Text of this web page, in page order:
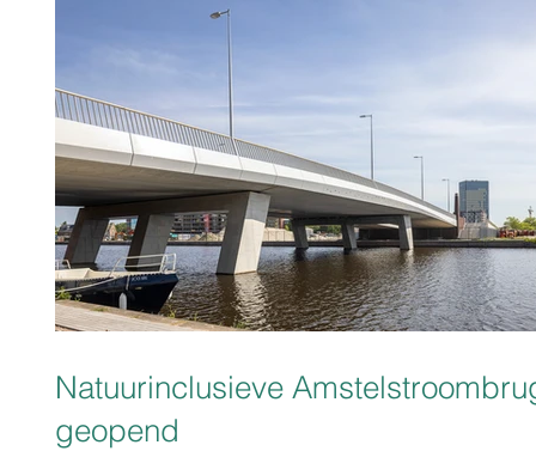
Natuurinclusieve
geopend